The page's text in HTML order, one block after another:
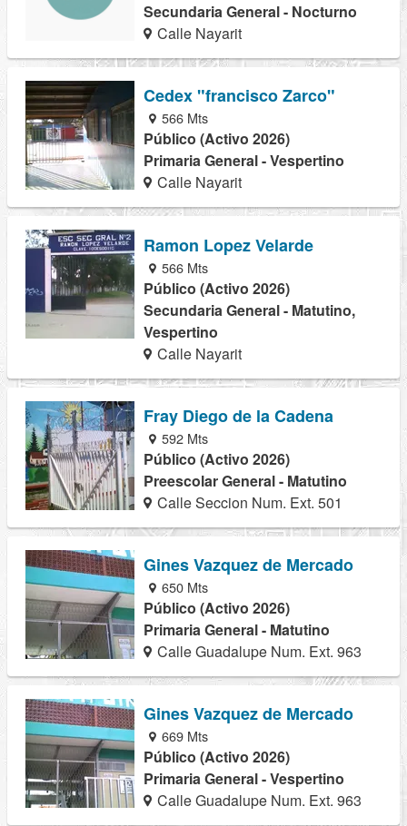
Secundaria General - Nocturno
Calle Nayarit
Cedex "francisco Zarco"
566 Mts
Público (Activo 2026)
Primaria General - Vespertino
Calle Nayarit
Ramon Lopez Velarde
566 Mts
Público (Activo 2026)
Secundaria General - Matutino,
Vespertino
Calle Nayarit
Fray Diego de la Cadena
592 Mts
Público (Activo 2026)
Preescolar General - Matutino
Calle Seccion Num. Ext. 501
Gines Vazquez de Mercado
650 Mts
Público (Activo 2026)
Primaria General - Matutino
Calle Guadalupe Num. Ext. 963
Gines Vazquez de Mercado
669 Mts
Público (Activo 2026)
Primaria General - Vespertino
Calle Guadalupe Num. Ext. 963